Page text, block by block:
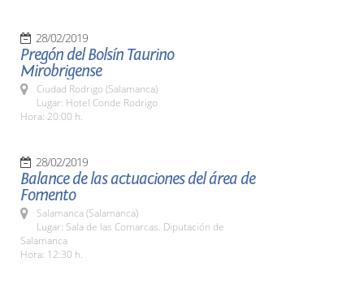
28/02/2019
Pregón del Bolsín Taurino
Mirobrigense
Ciudad Rodrigo (Salamanca)
Lugar: Hotel Conde Rodrigo
Hora: 20:00 h.
28/02/2019
Balance de las actuaciones del área de
Fomento
Salamanca (Salamanca)
Lugar: Sala de las Comarcas. Diputación de
Salamanca
Hora: 12:30 h.